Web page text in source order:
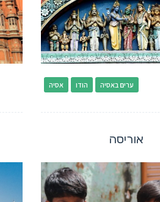
אסיה הודו ערים באסיה
אוריסה